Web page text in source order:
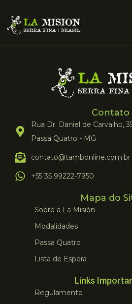
Contato
Rua Dr. Daniel de Carvalho,
Passa Quatro - MG
contato@tambonline.com.br
+55 35 99222-7950
Mapa do
Sobre a La Misión
Modalidades
Passa Quatro
Lista de Espera
Links
Regulamento